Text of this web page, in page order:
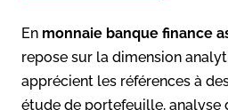
En monnaie banque finance
repose sur la dimension
apprécient les références à
étude de portefeuille, analyse